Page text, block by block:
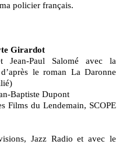
policier français.
Girardot
Jean-Paul Salomé avec la
le roman La Daronne
Baptiste Dupont
Films du Lendemain, SCOPE
Jazz Radio et avec le